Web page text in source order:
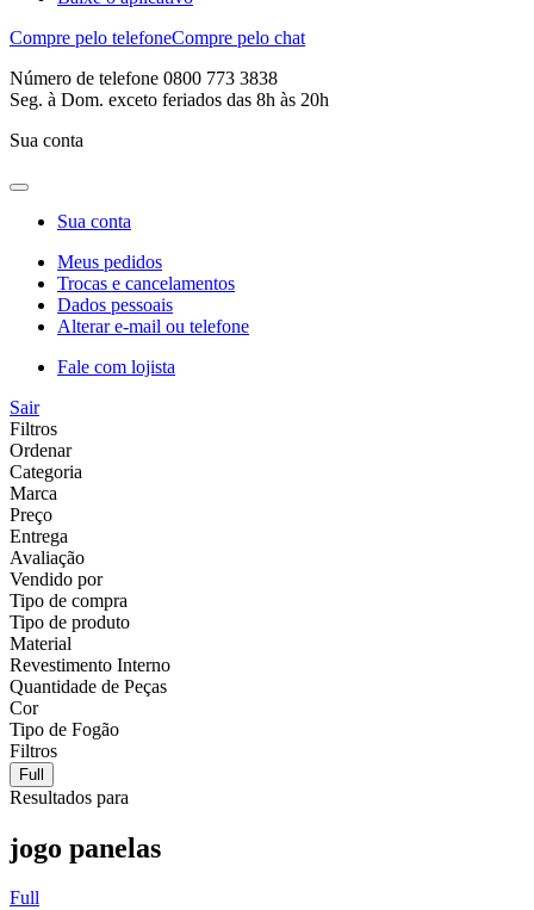
Compre pelo telefoneCompre pelo chat
Número de telefone 0800 773 3838
Seg. à Dom. exceto feriados das 8h às 20h
Sua conta
Sua conta
Meus pedidos
Trocas e cancelamentos
Dados pessoais
Alterar e-mail ou telefone
Fale com lojista
Sair
Filtros
Ordenar
Categoria
Marca
Preço
Entrega
Avaliação
Vendido por
Tipo de compra
Tipo de produto
Material
Revestimento Interno
Quantidade de Peças
Cor
Tipo de Fogão
Filtros
Full
Resultados para
jogo panelas
Full